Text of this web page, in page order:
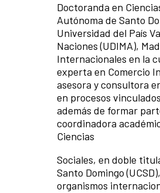
Doctoranda en
Autónoma de Santo
Universidad del País
Naciones (UDIMA),
Internacionales en la
experta en Comercio
asesora y consultora
en procesos
además de formar
coordinadora
Ciencias
Sociales, en doble
Santo Domingo
organismos